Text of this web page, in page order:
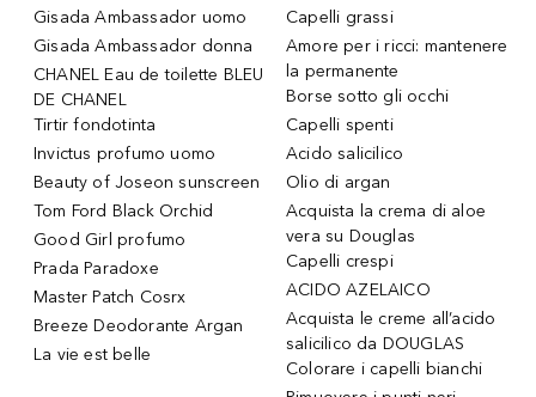
Gisada Ambassador uomo
Gisada Ambassador donna
CHANEL Eau de toilette BLEU
DE CHANEL
Tirtir fondotinta
Invictus profumo uomo
Beauty of Joseon sunscreen
Tom Ford Black Orchid
Good Girl profumo
Prada Paradoxe
Master Patch Cosrx
Breeze Deodorante Argan
La vie est belle
Capelli grassi
Amore per i ricci: mantenere
la permanente
Borse sotto gli occhi
Capelli spenti
Acido salicilico
Olio di argan
Acquista la crema di aloe
vera su Douglas
Capelli crespi
ACIDO AZELAICO
Acquista le creme all’acido
salicilico da DOUGLAS
Colorare i capelli bianchi